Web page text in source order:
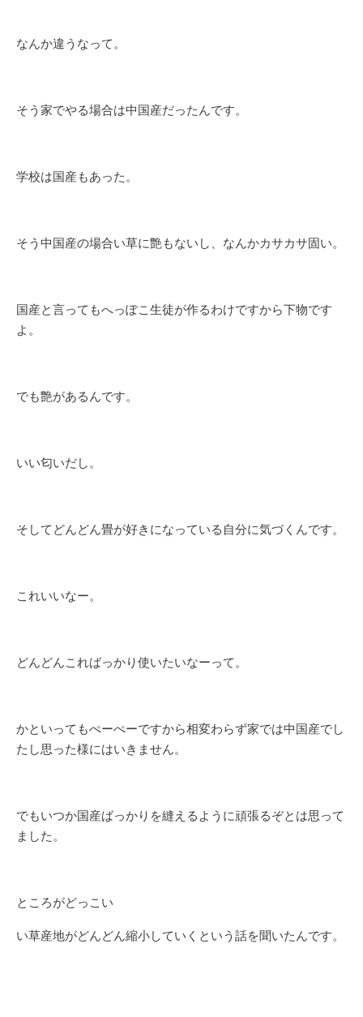
なんか違うなって。
そう家でやる場合は中国産だったんです。
学校は国産もあった。
そう中国産の場合い草に艶もないし、なんかカサカサ固い。
国産と言ってもへっぽこ生徒が作るわけですから下物です
よ。
でも艶があるんです。
いい匂いだし。
そしてどんどん畳が好きになっている自分に気づくんです。
これいいなー。
どんどんこればっかり使いたいなーって。
かといってもぺーぺーですから相変わらず家では中国産でし
たし思った様にはいきません。
でもいつか国産ばっかりを縫えるように頑張るぞとは思って
ました。
ところがどっこい
い草産地がどんどん縮小していくという話を聞いたんです。